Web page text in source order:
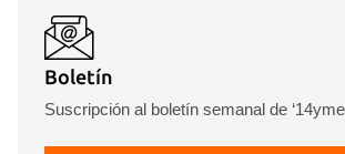
Boletín
Suscripción al boletín semanal de